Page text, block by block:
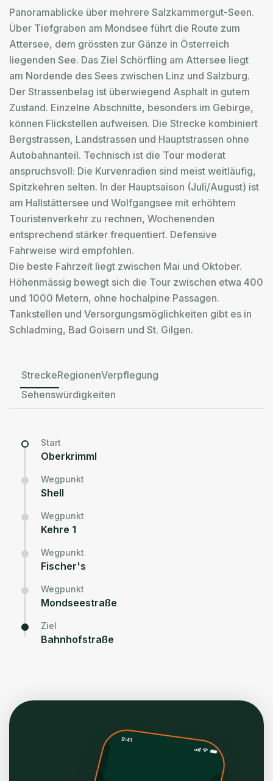
Panoramablicke über mehrere Salzkammergut-Seen.
Über Tiefgraben am Mondsee führt die Route zum
Attersee, dem grössten zur Gänze in Österreich
liegenden See. Das Ziel Schörfling am Attersee liegt
am Nordende des Sees zwischen Linz und Salzburg.
Der Strassenbelag ist überwiegend Asphalt in gutem
Zustand. Einzelne Abschnitte, besonders im Gebirge,
können Flickstellen aufweisen. Die Strecke kombiniert
Bergstrassen, Landstrassen und Hauptstrassen ohne
Autobahnanteil. Technisch ist die Tour moderat
anspruchsvoll: Die Kurvenradien sind meist weitläufig,
Spitzkehren selten. In der Hauptsaison (Juli/August) ist
am Hallstättersee und Wolfgangsee mit erhöhtem
Touristenverkehr zu rechnen, Wochenenden
entsprechend stärker frequentiert. Defensive
Fahrweise wird empfohlen.
Die beste Fahrzeit liegt zwischen Mai und Oktober.
Höhenmässig bewegt sich die Tour zwischen etwa 400
und 1000 Metern, ohne hochalpine Passagen.
Tankstellen und Versorgungsmöglichkeiten gibt es in
Schladming, Bad Goisern und St. Gilgen.
StreckeRegionenVerpflegung
Sehenswürdigkeiten
Start
Oberkrimml
Wegpunkt
Shell
Wegpunkt
Kehre 1
Wegpunkt
Fischer's
Wegpunkt
Mondseestraße
Ziel
Bahnhofstraße